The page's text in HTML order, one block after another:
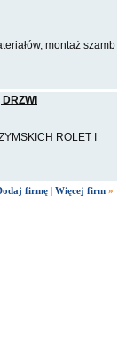
montaż szamb
ROLET I
firmę | Więcej firm »